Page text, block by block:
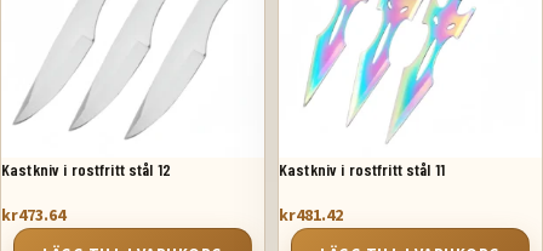
Kastkniv i rostfritt stål 12
kr473.64
Kastkniv i rostfritt stål 11
kr481.42